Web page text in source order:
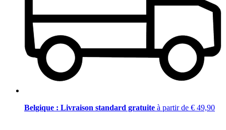
Belgique : Livraison standard gratuite à partir de € 49,90